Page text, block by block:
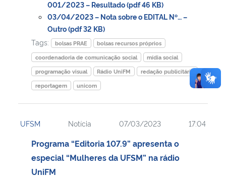
001/2023 – Resultado (pdf 46 KB)
03/04/2023 – Nota sobre o EDITAL Nº… –
Outro (pdf 32 KB)
Tags:
bolsas PRAE
bolsas recursos próprios
coordenadoria de comunicação social
mídia social
programação visual
Rádio UniFM
redação publicitária
reportagem
unicom
UFSM Notícia 07/03/2023 17:04
Programa “Editoria 107.9” apresenta o
especial “Mulheres da UFSM” na rádio
UniFM